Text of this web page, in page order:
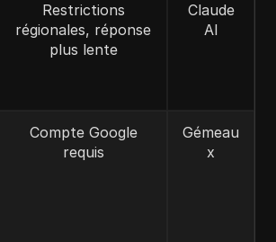
Restrictions
régionales, réponse
plus lente
Claude
AI
Compte Google
requis
Gémeau
x